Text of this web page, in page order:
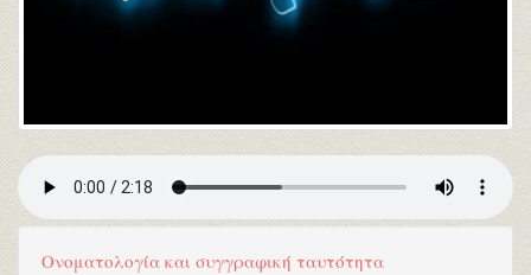
Ονοματολογία και συγγραφική ταυτότητα